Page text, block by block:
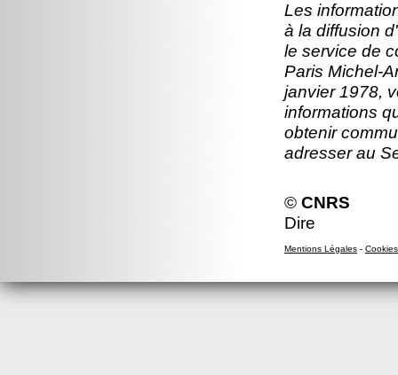
Les
à la diffusion
le service de
Paris Michel-
janvier 1978,
informations
obtenir
adresser au
© CNRS
Dire
Mentions Légales - Cookies